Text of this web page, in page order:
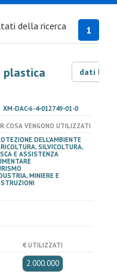
1
della ricerca
plastica
dati LOD
XM-DAC-6-4-012749-01-0
COSA VENGONO UTILIZZATI
DELL'AMBIENTE
SILVICOLTURA,
E ASSISTENZA
MINIERE E
€ UTILIZZATI
2.000.000